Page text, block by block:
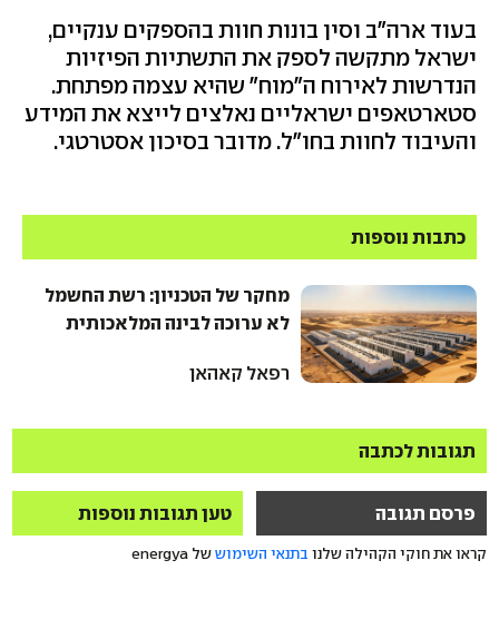
בעוד ארה"ב וסין בונות חוות בהספקים ענקיים,
ישראל מתקשה לספק את התשתיות הפיזיות
הנדרשות לאירוח ה"מוח" שהיא עצמה מפתחת.
סטארטאפים ישראליים נאלצים לייצא את המידע
והעיבוד לחוות בחו"ל. מדובר בסיכון אסטרטגי.
כתבות נוספות
מחקר של הטכניון: רשת החשמל
לא ערוכה לבינה המלאכותית
רפאל קאהאן
תגובות לכתבה
פרסם תגובה טען תגובות נוספות
קראו את חוקי הקהילה שלנו בתנאי השימוששל energya